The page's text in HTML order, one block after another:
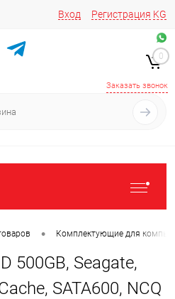
Вход Регистрация KG
+996 776161037
+996 772022908
Заказать звонок
0
• Комплектующие для
500GB, Seagate,
SATA600, NCQ